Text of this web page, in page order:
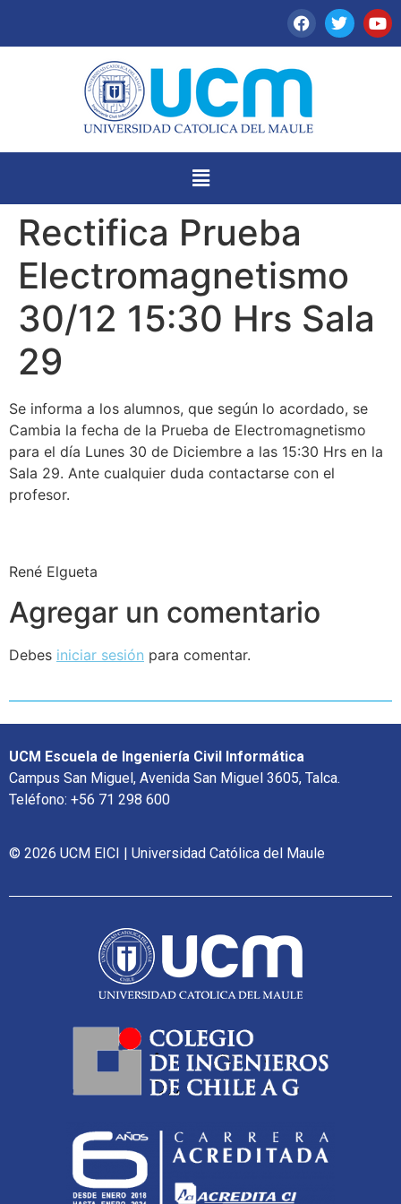
Rectifica Prueba
Electromagnetismo
30/12 15:30 Hrs Sala
29
Se informa a los alumnos, que según lo acordado, se
Cambia la fecha de la Prueba de Electromagnetismo
para el día Lunes 30 de Diciembre a las 15:30 Hrs en la
Sala 29. Ante cualquier duda contactarse con el
profesor.
René Elgueta
Agregar un comentario
Debes iniciar sesión para comentar.
UCM Escuela de Ingeniería Civil Informática
Campus San Miguel, Avenida San Miguel 3605, Talca.
Teléfono: +56 71 298 600
© 2026 UCM EICI | Universidad Católica del Maule